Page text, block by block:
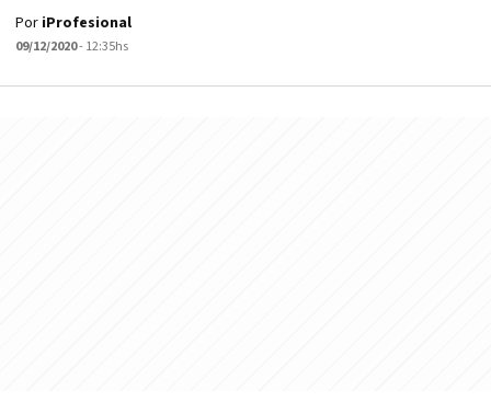
Por iProfesional
09/12/2020- 12:35hs